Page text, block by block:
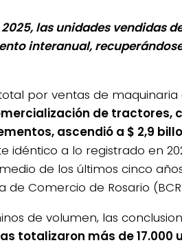
las unidades vendidas
interanual,
por ventas de
de tractores,
ascendió a $ 2,9
idéntico a lo registrado en
de los últimos cinco
de Comercio de Rosario
de volumen, las
totalizaron más de 17.000